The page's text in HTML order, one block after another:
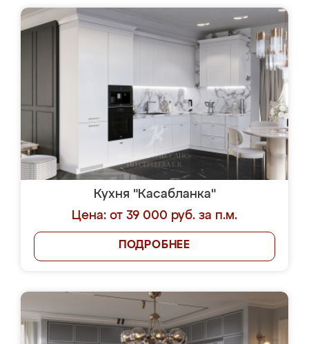
Кухня "Касабланка"
Цена: от 39 000 руб. за п.м.
ПОДРОБНЕЕ